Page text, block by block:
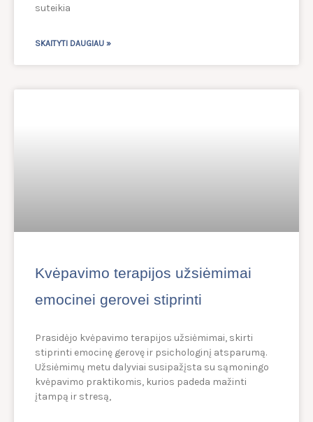
suteikia
SKAITYTI DAUGIAU »
Kvėpavimo terapijos užsiėmimai
emocinei gerovei stiprinti
Prasidėjo kvėpavimo terapijos užsiėmimai, skirti
stiprinti emocinę gerovę ir psichologinį atsparumą.
Užsiėmimų metu dalyviai susipažįsta su sąmoningo
kvėpavimo praktikomis, kurios padeda mažinti
įtampą ir stresą,